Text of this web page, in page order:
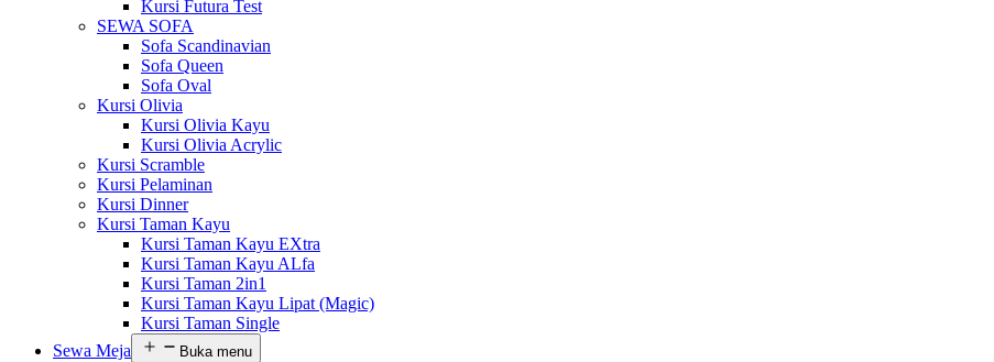
Kursi Futura Test
SEWA SOFA
Sofa Scandinavian
Sofa Queen
Sofa Oval
Kursi Olivia
Kursi Olivia Kayu
Kursi Olivia Acrylic
Kursi Scramble
Kursi Pelaminan
Kursi Dinner
Kursi Taman Kayu
Kursi Taman Kayu EXtra
Kursi Taman Kayu ALfa
Kursi Taman 2in1
Kursi Taman Kayu Lipat (Magic)
Kursi Taman Single
Sewa Meja
Buka menu